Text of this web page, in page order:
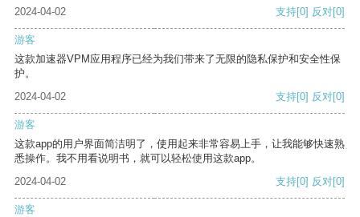
2024-04-02 支持[0] 反对[0]
游客
这款加速器VPM应用程序已经为我们带来了无限的隐私保护和安全性保
护。
2024-04-02
支持[0] 反对[0]
游客
这款app的用户界面简洁明了，使用起来非常容易上手，让我能够快速熟
悉操作。我不用看说明书，就可以轻松使用这款app。
2024-04-02
支持[0] 反对[0]
游客